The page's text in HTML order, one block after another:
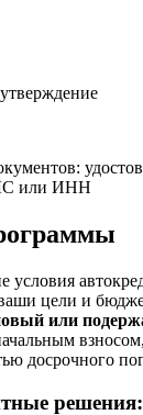
или ИНН
условия
цели и
или
досрочного
решения: